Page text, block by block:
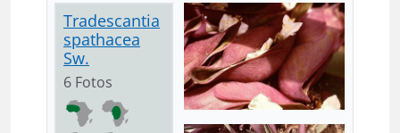
Tradescantia
spathacea
Sw.
6 Fotos